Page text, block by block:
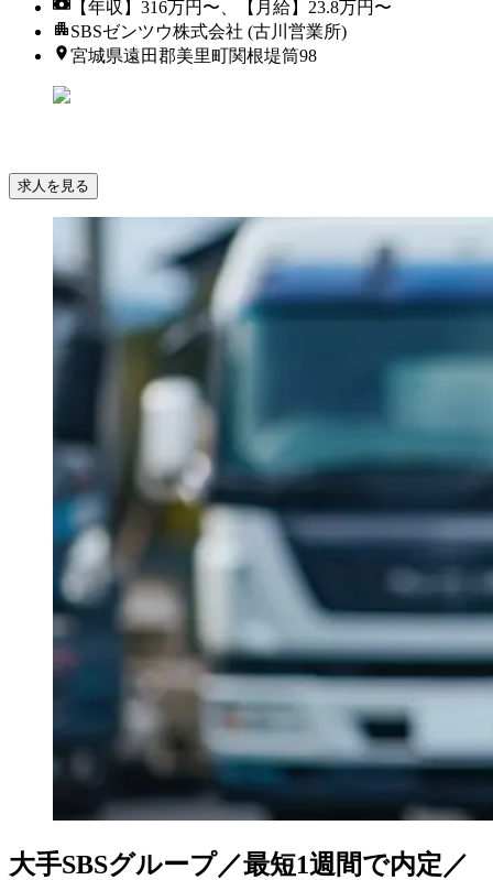
【年収】316万円〜、【月給】23.8万円〜
SBSゼンツウ株式会社 (古川営業所)
宮城県遠田郡美里町関根堤筒98
求人を見る
大手SBSグループ／最短1週間で内定／